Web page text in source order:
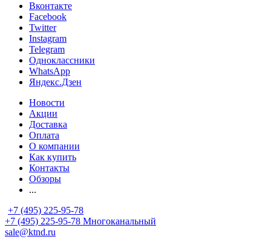
Вконтакте
Facebook
Twitter
Instagram
Telegram
Одноклассники
WhatsApp
Яндекс.Дзен
Новости
Акции
Доставка
Оплата
О компании
Как купить
Контакты
Обзоры
...
+7 (495) 225-95-78
+7 (495) 225-95-78 Многоканальный
sale@ktnd.ru